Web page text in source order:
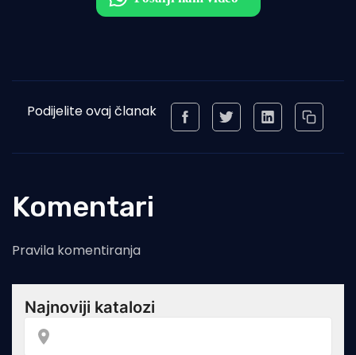
Podijelite ovaj članak
Komentari
Pravila komentiranja